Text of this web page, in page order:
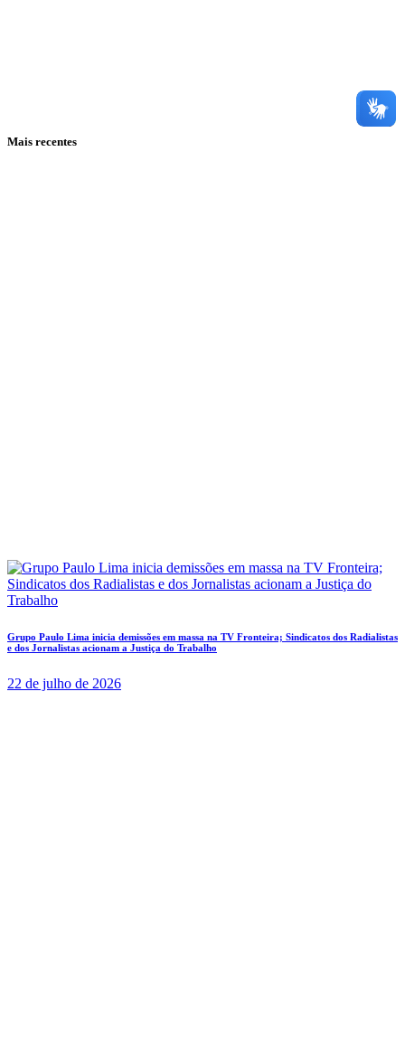
Mais recentes
Grupo Paulo Lima inicia demissões em massa na TV Fronteira; Sindicatos dos Radialistas
e dos Jornalistas acionam a Justiça do Trabalho
22 de julho de 2026